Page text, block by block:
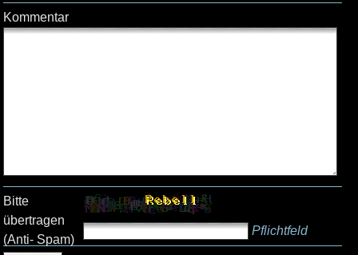
Kommentar
Bitte
übertragen
(Anti- Spam)
Pflichtfeld